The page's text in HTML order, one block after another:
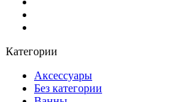
Категории
Аксессуары
Без категории